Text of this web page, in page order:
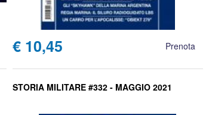
€ 10,45 Prenota
STORIA MILITARE #332 - MAGGIO 2021